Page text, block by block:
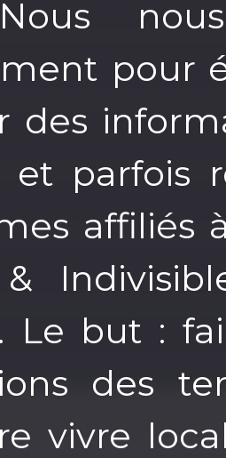
pour
des
et parfois
affiliés
Le but :
des
vivre